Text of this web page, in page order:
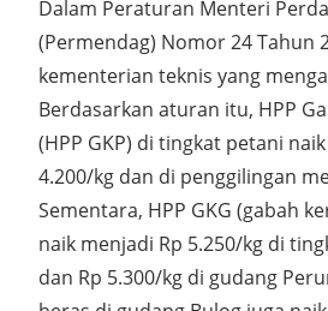
Dalam Peraturan Menteri
(Permendag) Nomor 24 Tahun
kementerian teknis yang
Berdasarkan aturan itu, HPP
(HPP GKP) di tingkat petani
4.200/kg dan di penggilingan
Sementara, HPP GKG (gabah
naik menjadi Rp 5.250/kg di
dan Rp 5.300/kg di gudang